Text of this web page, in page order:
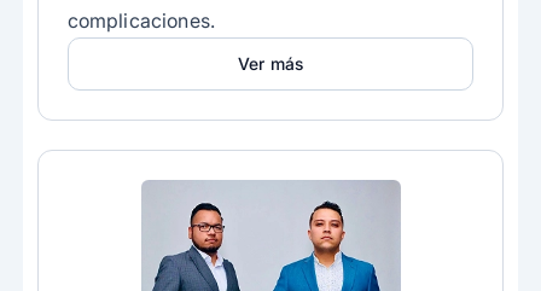
complicaciones.
Ver más